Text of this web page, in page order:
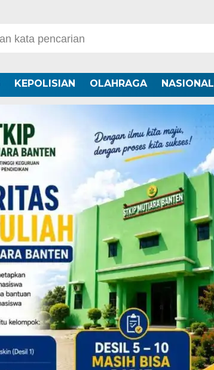
KEPOLISIAN OLAHRAGA NASIONAL